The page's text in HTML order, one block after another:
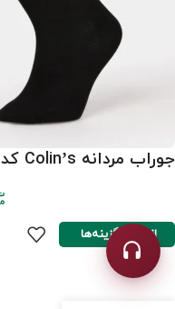
جوراب مردانه Colin’s کد CL1075871
انتخاب گزینه‌ها